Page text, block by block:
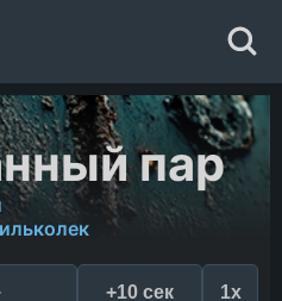
пар
+10 сек 1x